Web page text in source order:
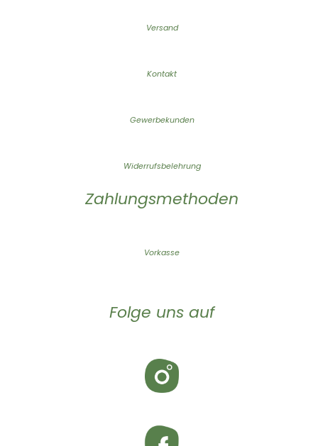
Versand
Kontakt
Gewerbekunden
Widerrufsbelehrung
Zahlungsmethoden
Vorkasse
Folge uns auf